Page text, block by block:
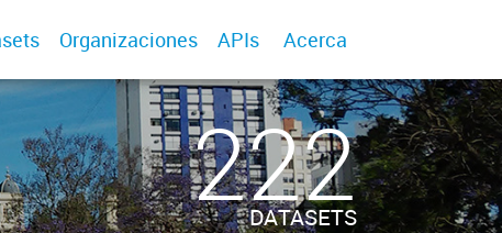
Organizaciones APIs Acerca
222
DATASETS